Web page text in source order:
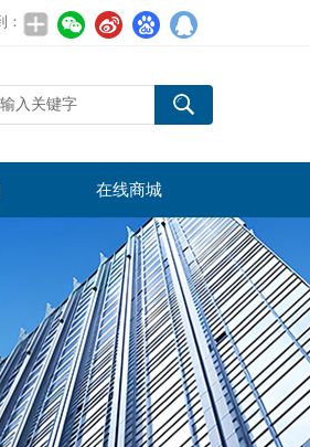
：
在线商城